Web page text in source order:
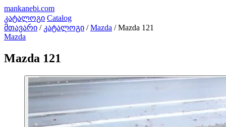
mankanebi.com
კატალოგი Catalog
მთავარი / კატალოგი / Mazda / Mazda 121
Mazda
Mazda 121